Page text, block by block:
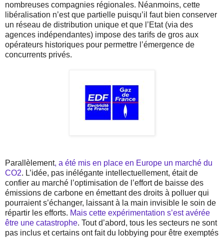
nombreuses compagnies régionales. Néanmoins, cette
libéralisation n’est que partielle puisqu’il faut bien conserver
un réseau de distribution unique et que l’Etat (via des
agences indépendantes) impose des tarifs de gros aux
opérateurs historiques pour permettre l’émergence de
concurrents privés.
Parallèlement, a été mis en place en Europe un marché du
CO2. L’idée, pas inélégante intellectuellement, était de
confier au marché l’optimisation de l’effort de baisse des
émissions de carbone en émettant des droits à polluer qui
pourraient s’échanger, laissant à la main invisible le soin de
répartir les efforts. Mais cette expérimentation s’est avérée
être une catastrophe. Tout d’abord, tous les secteurs ne sont
pas inclus et certains ont fait du lobbying pour être exemptés